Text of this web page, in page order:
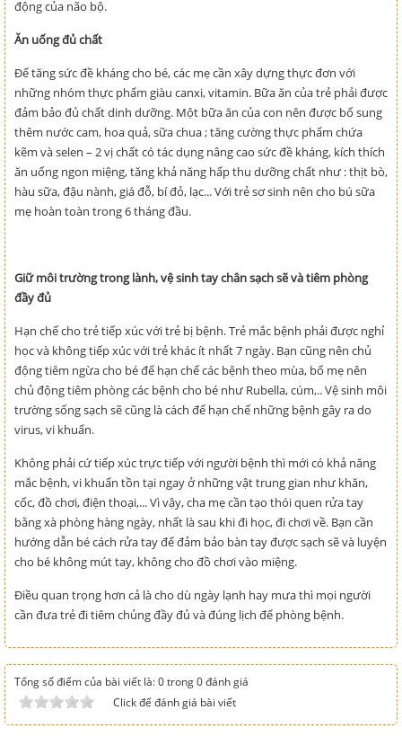
động của não bộ.
Ăn uống đủ chất
Để tăng sức đề kháng cho bé, các mẹ cần xây dựng thực đơn với
những nhóm thực phẩm giàu canxi, vitamin. Bữa ăn của trẻ phải được
đảm bảo đủ chất dinh dưỡng. Một bữa ăn của con nên được bổ sung
thêm nước cam, hoa quả, sữa chua ; tăng cường thực phẩm chứa
kẽm và selen – 2 vị chất có tác dụng nâng cao sức đề kháng, kích thích
ăn uống ngon miệng, tăng khả năng hấp thu dưỡng chất như : thịt bò,
hàu sữa, đậu nành, giá đỗ, bí đỏ, lạc... Với trẻ sơ sinh nên cho bú sữa
mẹ hoàn toàn trong 6 tháng đầu.
Giữ môi trường trong lành, vệ sinh tay chân sạch sẽ và tiêm phòng
đầy đủ
Hạn chế cho trẻ tiếp xúc với trẻ bị bệnh. Trẻ mắc bệnh phải được nghỉ
học và không tiếp xúc với trẻ khác ít nhất 7 ngày. Bạn cũng nên chủ
động tiêm ngừa cho bé để hạn chế các bệnh theo mùa, bố mẹ nên
chủ động tiêm phòng các bệnh cho bé như Rubella, cúm,.. Vệ sinh môi
trường sống sạch sẽ cũng là cách để hạn chế những bệnh gây ra do
virus, vi khuẩn.
Không phải cứ tiếp xúc trực tiếp với người bệnh thì mới có khả năng
mắc bệnh, vi khuẩn tồn tại ngay ở những vật trung gian như khăn,
cốc, đồ chơi, điện thoại,... Vì vậy, cha mẹ cần tạo thói quen rửa tay
bằng xà phòng hàng ngày, nhất là sau khi đi học, đi chơi về. Bạn cần
hướng dẫn bé cách rửa tay để đảm bảo bàn tay được sạch sẽ và luyện
cho bé không mút tay, không cho đồ chơi vào miệng.
Điều quan trọng hơn cả là cho dù ngày lạnh hay mưa thì mọi người
cần đưa trẻ đi tiêm chủng đầy đủ và đúng lịch để phòng bệnh.
Tổng số điểm của bài viết là: 0 trong 0 đánh giá
Click để đánh giá bài viết